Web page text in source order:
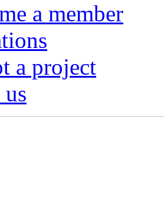
a member
a project